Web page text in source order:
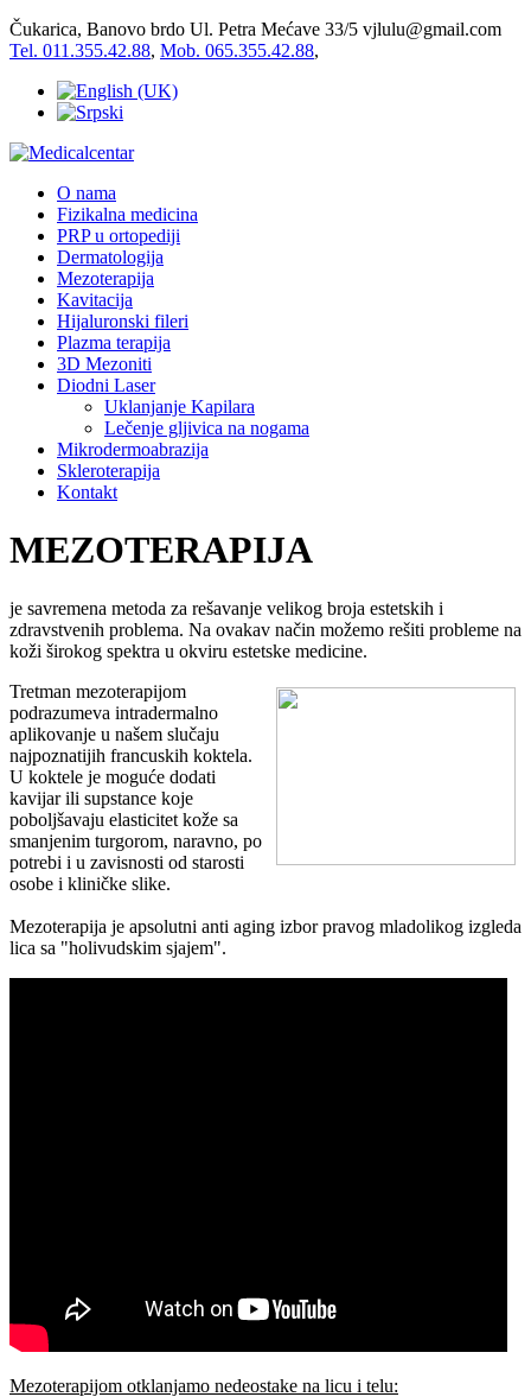
Čukarica, Banovo brdo Ul. Petra Mećave 33/5 vjlulu@gmail.com
Tel. 011.355.42.88, Mob. 065.355.42.88,
O nama
Fizikalna medicina
PRP u ortopediji
Dermatologija
Mezoterapija
Kavitacija
Hijaluronski fileri
Plazma terapija
3D Mezoniti
Diodni Laser
Uklanjanje Kapilara
Lečenje gljivica na nogama
Mikrodermoabrazija
Skleroterapija
Kontakt
MEZOTERAPIJA
je savremena metoda za rešavanje velikog broja estetskih i
zdravstvenih problema. Na ovakav način možemo rešiti probleme na
koži širokog spektra u okviru estetske medicine.
Tretman mezoterapijom
podrazumeva intradermalno
aplikovanje u našem slučaju
najpoznatijih francuskih koktela.
U koktele je moguće dodati
kavijar ili supstance koje
poboljšavaju elasticitet kože sa
smanjenim turgorom, naravno, po
potrebi i u zavisnosti od starosti
osobe i kliničke slike.
Mezoterapija je apsolutni anti aging izbor pravog mladolikog izgleda
lica sa "holivudskim sjajem".
Mezoterapijom otklanjamo nedeostake na licu i telu: